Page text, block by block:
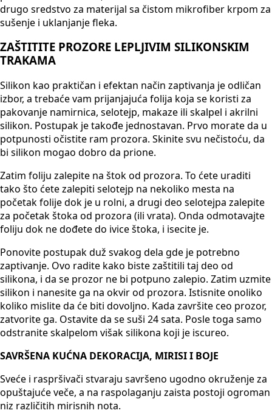
drugo sredstvo za materijal sa čistom mikrofiber krpom za
sušenje i uklanjanje fleka.
ZAŠTITITE PROZORE LEPLJIVIM SILIKONSKIM
TRAKAMA
Silikon kao praktičan i efektan način zaptivanja je odličan
izbor, a trebaće vam prijanjajuća folija koja se koristi za
pakovanje namirnica, selotejp, makaze ili skalpel i akrilni
silikon. Postupak je takođe jednostavan. Prvo morate da u
potpunosti očistite ram prozora. Skinite svu nečistoću, da
bi silikon mogao dobro da prione.
Zatim foliju zalepite na štok od prozora. To ćete uraditi
tako što ćete zalepiti selotejp na nekoliko mesta na
početak folije dok je u rolni, a drugi deo selotejpa zalepite
za početak štoka od prozora (ili vrata). Onda odmotavajte
foliju dok ne dođete do ivice štoka, i isecite je.
Ponovite postupak duž svakog dela gde je potrebno
zaptivanje. Ovo radite kako biste zaštitili taj deo od
silikona, i da se prozor ne bi potpuno zalepio. Zatim uzmite
silikon i nanesite ga na okvir od prozora. Istisnite onoliko
koliko mislite da će biti dovoljno. Kada završite ceo prozor,
zatvorite ga. Ostavite da se suši 24 sata. Posle toga samo
odstranite skalpelom višak silikona koji je iscureo.
SAVRŠENA KUĆNA DEKORACIJA, MIRISI I BOJE
Sveće i raspršivači stvaraju savršeno ugodno okruženje za
opuštajuće veče, a na raspolaganju zaista postoji ogroman
niz različitih mirisnih nota.